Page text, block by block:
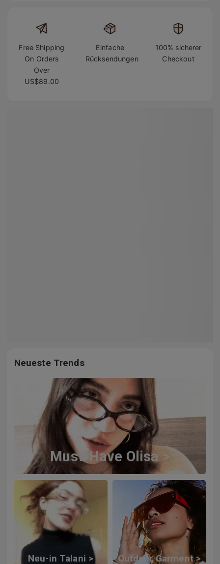
Free Shipping
On Orders
Over
US$89.00
Einfache
Rücksendungen
100% sicherer
Checkout
Neueste Trends
Must-Have Olisa >
Neu-in Talani > Outdoor Garment >